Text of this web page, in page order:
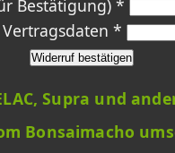
Bestätigung) *
*
Widerruf bestätigen
Supra und
Bonsaimacho